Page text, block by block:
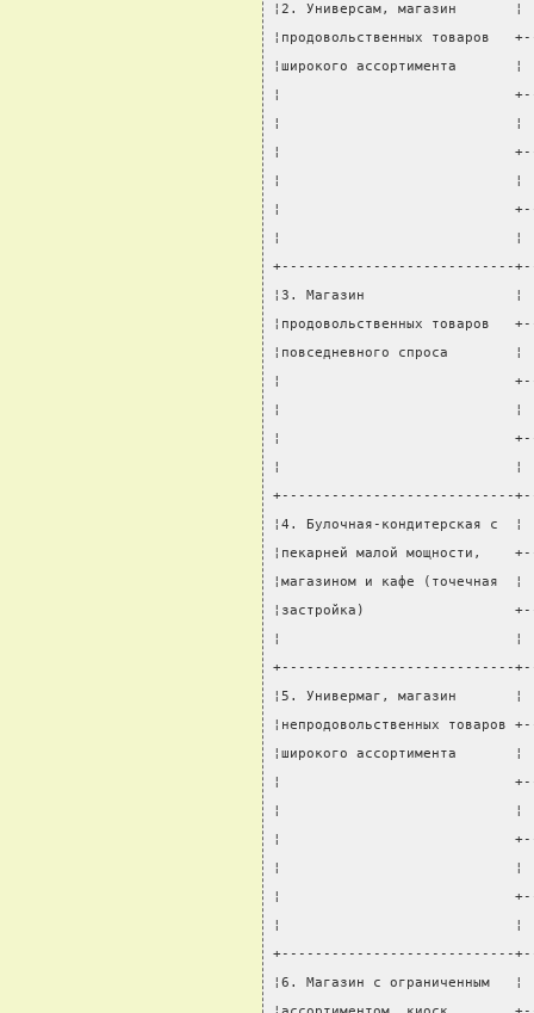
¦2. Универсам, магазин
¦продовольственных
¦широкого ассортимента
¦
¦                            ¦
¦
¦                            ¦
¦
¦                            ¦
+----------------------------
¦3. Магазин
¦продовольственных
¦повседневного спроса
¦
¦                            ¦
¦
¦                            ¦
+----------------------------
¦4. Булочная-
¦пекарней малой
¦магазином и кафе
¦застройка)
¦                            ¦
+----------------------------
¦5. Универмаг, магазин
¦непродовольственных
¦широкого ассортимента
¦
¦                            ¦
¦
¦                            ¦
¦
¦                            ¦
+----------------------------
¦6. Магазин с